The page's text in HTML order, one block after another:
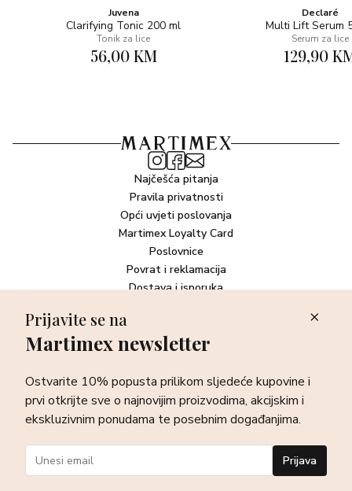
Juvena
Clarifying Tonic 200 ml
Tonik za lice
56,00 KM
Declaré
Multi Lift Serum
Serum za lice
129,90
Najčešća pitanja
Pravila privatnosti
Opći uvjeti poslovanja
Martimex Loyalty Card
Poslovnice
Povrat i reklamacija
Dostava i isporuka
Newsletter
sve o najnovijim proizvodima, akcijskim i ekskluzivnim
ponudama te posebnim događanjima.
Prijava
Prijavite se na
Martimex newsletter
Ostvarite 10% popusta prilikom sljedeće kupovine i
prvi otkrijte sve o najnovijim proizvodima, akcijskim i
ekskluzivnim ponudama te posebnim događanjima.
Prijava